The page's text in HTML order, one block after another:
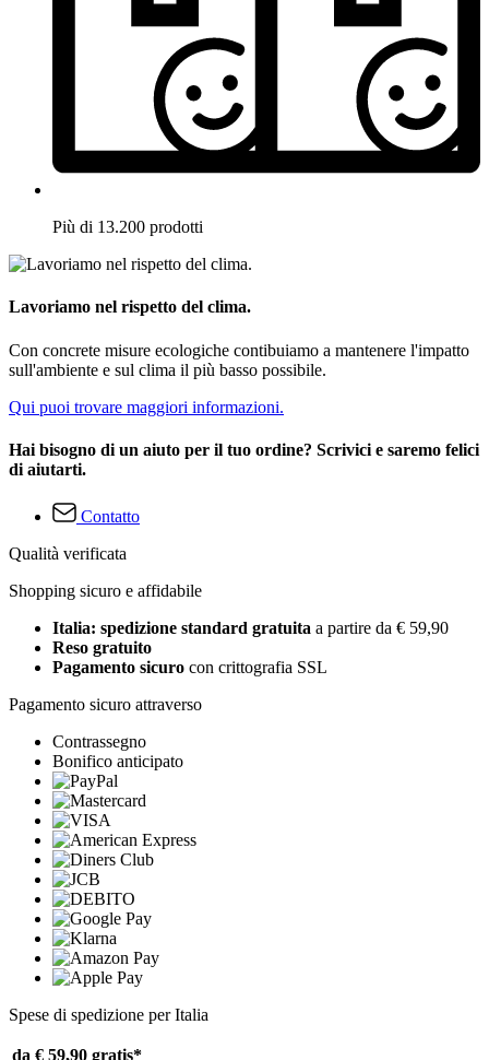
Più di 13.200 prodotti
Lavoriamo nel rispetto del clima.
Con concrete misure ecologiche contibuiamo a mantenere l'impatto
sull'ambiente e sul clima il più basso possibile.
Qui puoi trovare maggiori informazioni.
Hai bisogno di un aiuto per il tuo ordine? Scrivici e saremo felici
di aiutarti.
Contatto
Qualità verificata
Shopping sicuro e affidabile
Italia: spedizione standard gratuita a partire da € 59,90
Reso gratuito
Pagamento sicuro con crittografia SSL
Pagamento sicuro attraverso
Contrassegno
Bonifico anticipato
Spese di spedizione per Italia
da € 59,90 gratis*